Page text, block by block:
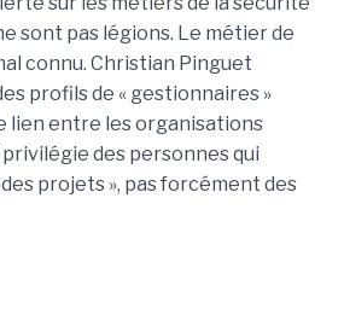
sont pas légions. Le métier de
connu. Christian Pinguet
profils de « gestionnaires »
lien entre les organisations
des personnes qui
projets », pas forcément des